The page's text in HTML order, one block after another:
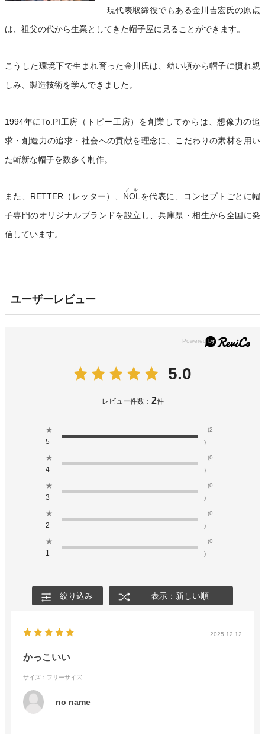
現代表取締役でもある金川吉宏氏の原点
は、祖父の代から生業としてきた帽子屋に見ることができます。
こうした環境下で生まれ育った金川氏は、幼い頃から帽子に慣れ親
しみ、製造技術を学んできました。
1994年にTo.PI工房（トピー工房）を創業してからは、想像力の追
求・創造力の追求・社会への貢献を理念に、こだわりの素材を用い
た斬新な帽子を数多く制作。
また、RETTER（レッター）、 NOL
ノル
を代表に、コンセプトごとに帽
子専門のオリジナルブランドを設立し、兵庫県・相生から全国に発
信しています。
ユーザーレビュー
5.0
レビュー件数： 2件
★
5
(2
)
★
4
(0
)
★
3
(0
)
★
2
(0
)
★
1
(0
)
絞り込み 表示：新しい順
2025.12.12
かっこいい
サイズ：フリーサイズ
no name